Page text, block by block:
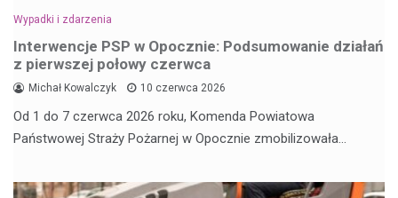
Wypadki i zdarzenia
Interwencje PSP w Opocznie: Podsumowanie działań
z pierwszej połowy czerwca
Michał Kowalczyk 10 czerwca 2026
Od 1 do 7 czerwca 2026 roku, Komenda Powiatowa
Państwowej Straży Pożarnej w Opocznie zmobilizowała…